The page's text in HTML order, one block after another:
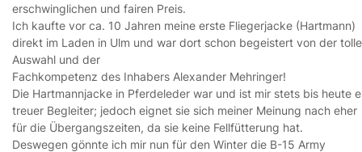
erschwinglichen und fairen Preis.
Ich kaufte vor ca. 10 Jahren meine erste Fliegerjacke (Hartmann)
direkt im Laden in Ulm und war dort schon begeistert von der
Auswahl und der
Fachkompetenz des Inhabers Alexander Mehringer!
Die Hartmannjacke in Pferdeleder war und ist mir stets bis heute
treuer Begleiter; jedoch eignet sie sich meiner Meinung nach eher
für die Übergangszeiten, da sie keine Fellfütterung hat.
Deswegen gönnte ich mir nun für den Winter die B-15 Army